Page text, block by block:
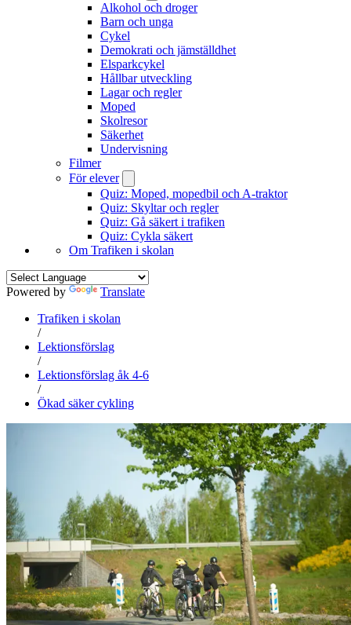
Alkohol och droger
Barn och unga
Cykel
Demokrati och jämställdhet
Elsparkcykel
Hållbar utveckling
Lagar och regler
Moped
Skolresor
Säkerhet
Undervisning
Filmer
För elever
Quiz: Moped, mopedbil och A-traktor
Quiz: Skyltar och regler
Quiz: Gå säkert i trafiken
Quiz: Cykla säkert
Om Trafiken i skolan
Powered by
Translate
Trafiken i skolan
/
Lektionsförslag
/
Lektionsförslag åk 4-6
/
Ökad säker cykling